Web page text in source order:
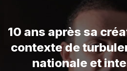
10 ans après sa
contexte de
nationale et